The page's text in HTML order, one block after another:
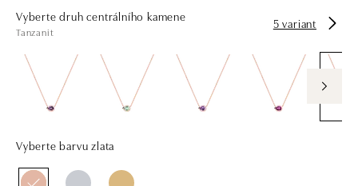
Vyberte druh centrálního kamene
Tanzanit
5 variant
Vyberte barvu zlata